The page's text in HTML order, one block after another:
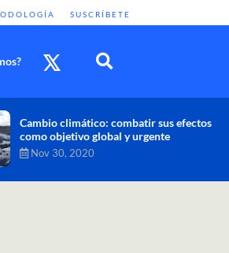
SUSCRÍBETE
combatir sus efectos
global y urgente
2020